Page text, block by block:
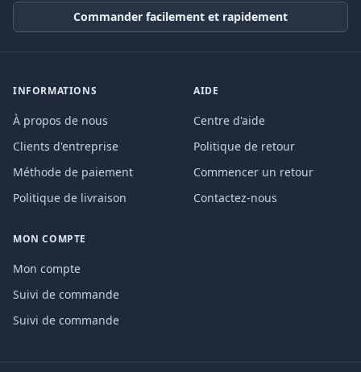
Commander facilement et rapidement
INFORMATIONS
À propos de nous
Clients d'entreprise
Méthode de paiement
Politique de livraison
AIDE
Centre d'aide
Politique de retour
Commencer un retour
Contactez-nous
MON COMPTE
Mon compte
Suivi de commande
Suivi de commande